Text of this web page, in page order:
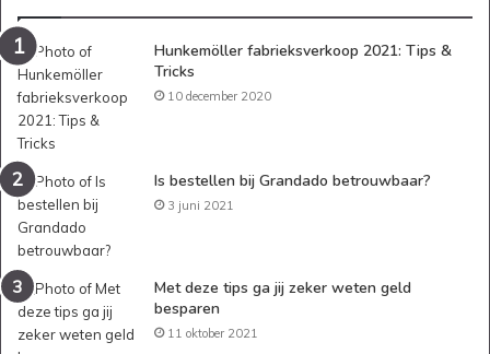
Hunkemöller fabrieksverkoop 2021: Tips &
Tricks
10 december 2020
Is bestellen bij Grandado betrouwbaar?
3 juni 2021
Met deze tips ga jij zeker weten geld
besparen
11 oktober 2021